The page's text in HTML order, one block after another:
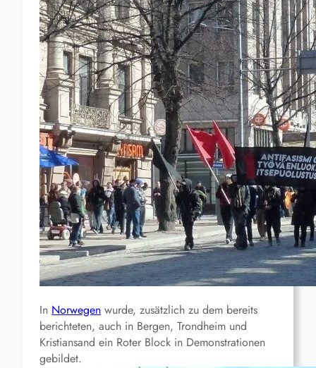
In Norwegen wurde, zusätzlich zu dem bereits
berichteten, auch in Bergen, Trondheim und
Kristiansand ein Roter Block in Demonstrationen
gebildet.